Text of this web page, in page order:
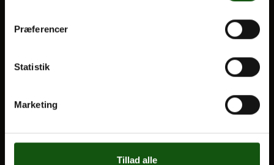
Præferencer
Statistik
Marketing
Tillad alle
Kontakt
Ferieplan
Tal og Oplysninger